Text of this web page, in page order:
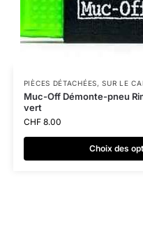
PIÈCES DÉTACHÉES,SUR LE
Muc-Off Démonte-pneu
vert
CHF8.00
Choix des